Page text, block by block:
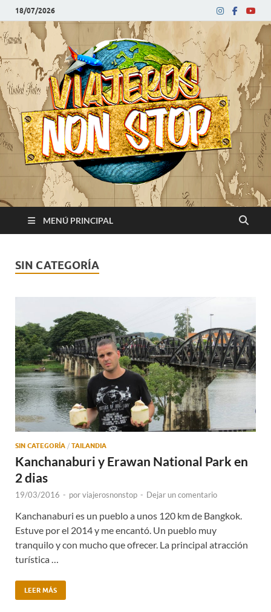
18/07/2026
Blog
de
viajes
MENÚ PRINCIPAL
SIN CATEGORÍA
SIN CATEGORÍA / TAILANDIA
Kanchanaburi y Erawan National Park en
2 dias
19/03/2016 - porviajerosnonstop - Dejar un comentario
Kanchanaburi es un pueblo a unos 120 km de Bangkok.
Estuve por el 2014 y me encantó. Un pueblo muy
tranquilo y con mucho que ofrecer. La principal atracción
turística …
LEER MÁS